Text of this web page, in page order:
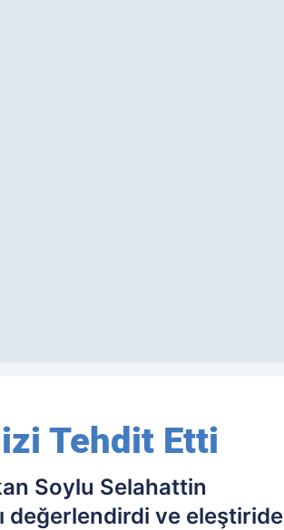
Tehdit Etti
Soylu Selahattin
değerlendirdi ve eleştiride